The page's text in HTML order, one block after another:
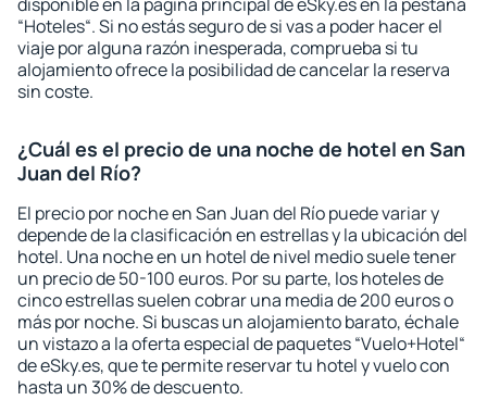
“Hoteles“. Si no estás seguro de si vas a poder hacer el
viaje por alguna razón inesperada, comprueba si tu
alojamiento ofrece la posibilidad de cancelar la reserva
sin coste.
¿Cuál es el precio de una noche de hotel en San
Juan del Río?
El precio por noche en San Juan del Río puede variar y
depende de la clasificación en estrellas y la ubicación del
hotel. Una noche en un hotel de nivel medio suele tener
un precio de 50-100 euros. Por su parte, los hoteles de
cinco estrellas suelen cobrar una media de 200 euros o
más por noche. Si buscas un alojamiento barato, échale
un vistazo a la oferta especial de paquetes “Vuelo+Hotel“
de eSky.es, que te permite reservar tu hotel y vuelo con
hasta un 30% de descuento.